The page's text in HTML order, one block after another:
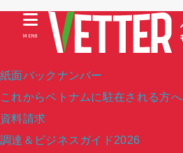
紙面バックナンバー
これからベトナムに駐在される方へ
資料請求
調達＆ビジネスガイド2026
MENU